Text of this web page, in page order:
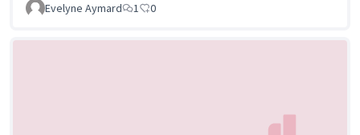
Evelyne Aymard 1 0